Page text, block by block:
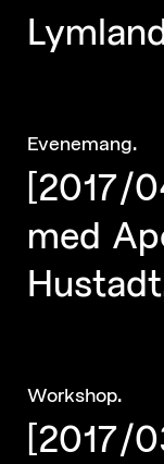
Evenemang.
[2017/
med
Workshop.
[2017/